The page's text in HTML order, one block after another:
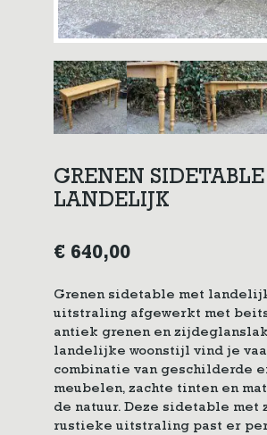
GRENEN SIDETABLE
LANDELIJK
€ 640,00
Grenen sidetable met
uitstraling afgewerkt met
antiek grenen en
landelijke woonstijl vind je
combinatie van geschilderde
meubelen, zachte tinten en
de natuur. Deze sidetable met
rustieke uitstraling past er